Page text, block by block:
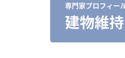
専門家プロフィー
建物維